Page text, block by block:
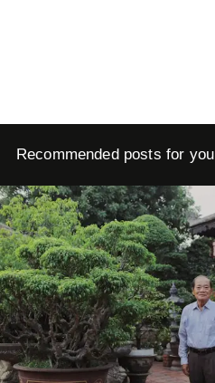
Recommended posts for you